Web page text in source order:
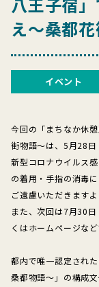
え～桑都
イベント
今回の「まちなか休
街物語～は、5月28日
新型コロナウイルス
の着用・手指の消毒
ご遠慮いただきます
また、次回は7月30
くはホームページな
都内で唯一認定され
桑都物語～」の構成